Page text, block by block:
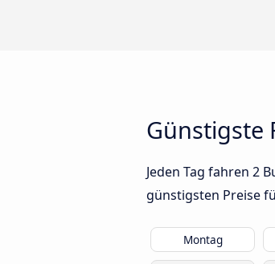
Günstigste
Jeden Tag fahren 2
günstigsten Preise
Montag